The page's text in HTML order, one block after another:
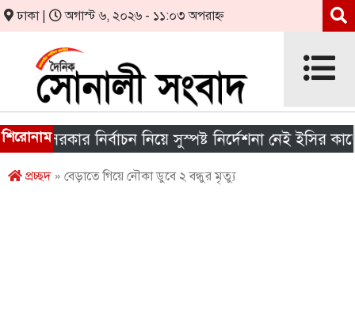
ঢাকা | অগাস্ট ৬, ২০২৬ - ১১:০৩ অপরাহ্ন
শিরোনামসরকার নির্বাচন নিয়ে সুস্পষ্ট নির্দেশনা নেই ইসির কাছে
প্রচ্ছদ» বেড়াতে গিয়ে নৌকা ডুবে ২ বন্ধুর মৃত্যু